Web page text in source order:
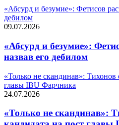
«Абсурд и безумие»: Фетисов
дебилом
09.07.2026
«Абсурд и безумие»:
назвав его дебилом
«Только не скандинав»: Тихонов
главы IBU Фарчника
24.07.2026
«Только не скандинав»: